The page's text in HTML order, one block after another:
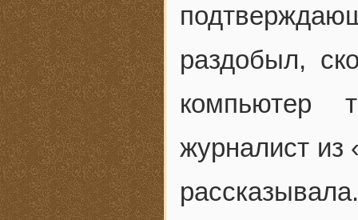
раздобыл,
компьютер
журналист из